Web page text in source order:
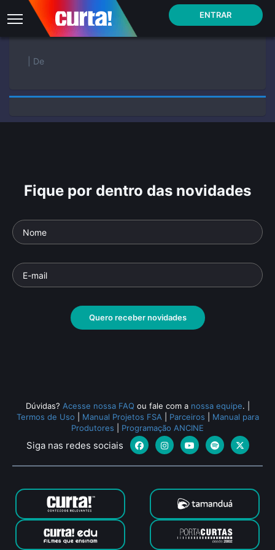
ENTRAR
| De
Fique por dentro das novidades
Quero receber novidades
Dúvidas? Acesse nossa FAQ ou fale com a nossa equipe.
Termos de Uso
Manual Projetos FSA Parceiros
Manual para
Produtores
Programação ANCINE
Siga nas redes sociais